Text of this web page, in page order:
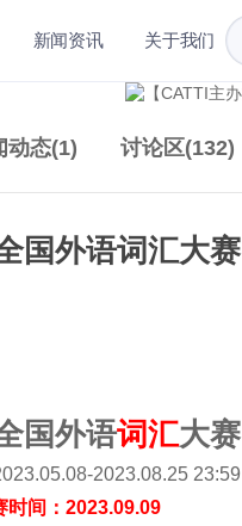
新闻资讯 关于我们
动态(1) 讨论区(132)
国外语词汇大赛
国外语词汇大赛
2023.08.25 23:59
时间：2023.09.09